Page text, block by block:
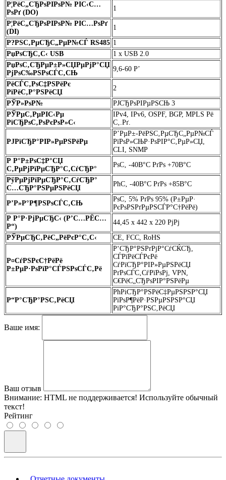
Р¦РёС„СЂРѕРІРѕР№ РІС‹С…
РѕРґ (DO)
1
Р¦РёС„СЂРѕРІРѕР№ РІС…РѕРґ
(DI)
1
Р?РЅС‚РµСЂС„РµР№СЃ RS485 1
РџРѕСЂС‚С‹ USB
1 x USB 2.0
РџРѕС‚СЂРµР±Р»СЏРµРјР°СЏ
РјРѕС‰РЅРѕСЃС‚СЊ
9,6-60 Р’
РёСЃС‚РѕС‡РЅРёРє
РїРёС‚Р°РЅРёСЏ
2
РЎР»РѕР№
РЈСЂРѕРІРµРЅСЊ 3
РЎРµС‚РµРІС‹Рµ
РїСЂРѕС‚РѕРєРѕР»С‹
IPv4, IPv6, OSPF, BGP, MPLS Рё
С‚.Рґ.
РЈРїСЂР°РІР»РµРЅРёРµ
Р’РµР±-РёРЅС‚РµСЂС„РµР№СЃ
РїРѕР»СЊР·РѕРІР°С‚РµР»СЏ,
CLI, SNMP
Р Р°Р±РѕС‡Р°СЏ
С‚РµРјРїРµСЂР°С‚СѓСЂР°
РѕС‚ -40В°C РґРѕ +70В°C
РўРµРјРїРµСЂР°С‚СѓСЂР°
С…СЂР°РЅРµРЅРёСЏ
РћС‚ -40В°C РґРѕ +85В°C
Р’Р»Р°Р¶РЅРѕСЃС‚СЊ
РѕС‚ 5% РґРѕ 95% (Р±РµР·
РєРѕРЅРґРµРЅСЃР°С†РёРё)
Р Р°Р·РјРµСЂС‹ (Р’С…РЁС…
Р“)
44,45 x 442 x 220 РјРј
РЎРµСЂС‚РёС„РёРєР°С‚С‹
CE, FCC, RoHS
Р¤СѓРЅРєС†РёРё
Р±РµР·РѕРїР°СЃРЅРѕСЃС‚Рё
Р‘СЂР°РЅРґРјР°СѓСЌСЂ,
СЃРїРёСЃРєРё
СѓРїСЂР°РІР»РµРЅРёСЏ
РґРѕСЃС‚СѓРїРѕРј, VPN,
С€РёС„СЂРѕРІР°РЅРёРµ
Р“Р°СЂР°РЅС‚РёСЏ
РћРіСЂР°РЅРёС‡РµРЅРЅР°СЏ
РїРѕР¶РёР·РЅРµРЅРЅР°СЏ
РіР°СЂР°РЅС‚РёСЏ
Ваше имя:
Ваш отзыв
Внимание: HTML не поддерживается! Используйте обычный
текст!
Рейтинг